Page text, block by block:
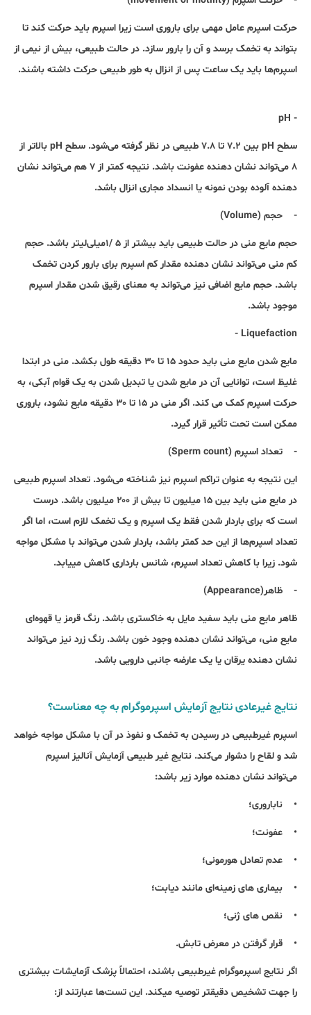
حرکت اسپرم عامل مهمی برای باروری است زیرا اسپرم باید حرکت کند تا
بتواند به تخمک برسد و آن را بارور سازد. در حالت طبیعی، بیش از نیمی از
اسپرم‌ها باید یک ساعت پس از انزال به طور طبیعی حرکت داشته باشند.
- pH
سطح pH بین ۷.۲ تا ۷.۸ طبیعی در نظر گرفته می‌شود. سطح pH بالاتر از
۸ می‌تواند نشان دهنده عفونت باشد. نتیجه کمتر از ۷ هم می‌تواند نشان
دهنده آلوده بودن نمونه یا انسداد مجاری انزال باشد.
- حجم (Volume)
حجم مایع منی در حالت طبیعی باید بیشتر از ۵ /۱میلی‌لیتر باشد. حجم
کم منی می‌تواند نشان دهنده مقدار کم اسپرم برای بارور کردن تخمک
باشد. حجم مایع اضافی نیز می‌تواند به معنای رقیق شدن مقدار اسپرم
موجود باشد.
Liquefaction -
مایع شدن مایع منی باید حدود ۱۵ تا ۳۰ دقیقه طول بکشد. منی در ابتدا
غلیظ است، توانایی آن در مایع شدن یا تبدیل شدن به یک قوام آبکی، به
حرکت اسپرم کمک می کند. اگر منی در ۱۵ تا ۳۰ دقیقه مایع نشود، باروری
ممکن است تحت تأثیر قرار گیرد.
- تعداد اسپرم (Sperm count)
این نتیجه به عنوان تراکم اسپرم نیز شناخته می‌شود. تعداد اسپرم طبیعی
در مایع منی باید بین ۱۵ میلیون تا بیش از ۲۰۰ میلیون باشد. درست
است که برای باردار شدن فقط یک اسپرم و یک تخمک لازم است، اما اگر
تعداد اسپرم‌ها از این حد کمتر باشد، باردار شدن می‌تواند با مشکل مواجه
شود. زیرا با کاهش تعداد اسپرم، شانس بارداری کاهش می‎یابد.
- ظاهر(Appearance)
ظاهر مایع منی باید سفید مایل به خاکستری باشد. رنگ قرمز یا قهوه‌ای
مایع منی، می‌تواند نشان دهنده وجود خون باشد. رنگ زرد نیز می‌تواند
نشان دهنده یرقان یا یک عارضه جانبی دارویی باشد.
نتایج غیرعادی نتایج آزمایش اسپرموگرام به چه معناست؟
اسپرم غیرطبیعی در رسیدن به تخمک و نفوذ در آن با مشکل مواجه خواهد
شد و لقاح را دشوار می‌کند. نتایج غیر طبیعی آزمایش آنالیز اسپرم
می‌تواند نشان دهنده موارد زیر باشد:
• ناباروری؛
• عفونت؛
• عدم تعادل هورمونی؛
• بیماری های زمینه‌ای مانند دیابت؛
• نقص های ژنی؛
• قرار گرفتن در معرض تابش.
اگر نتایج اسپرموگرام غیرطبیعی باشند، احتمالاً پزشک آزمایشات بیشتری
را جهت تشخیص دقیق‎تر توصیه می‎کند. این تست‌ها عبارتند از: